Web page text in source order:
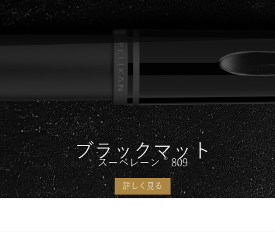
ブラックマット
スーベレーン®809
詳しく見る